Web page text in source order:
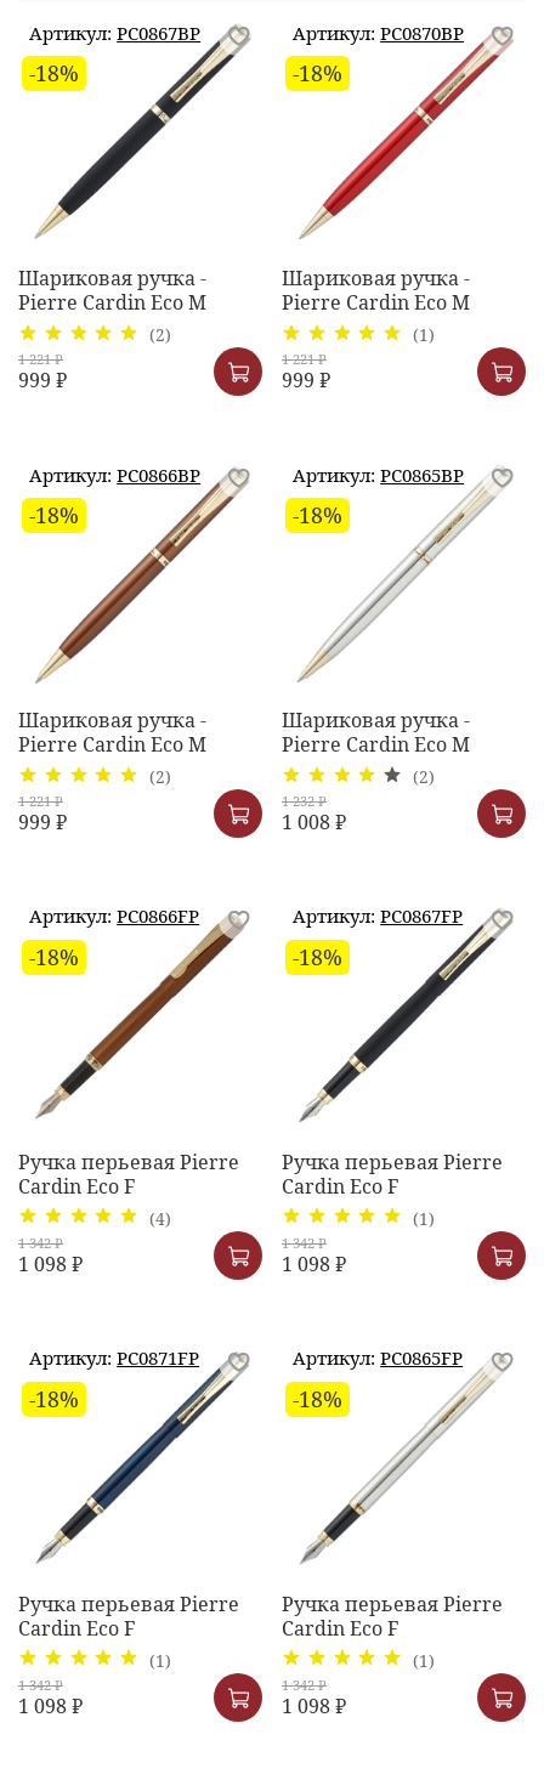
Артикул:PC0867BP
-18%
Шариковая ручка -
Pierre Cardin Eco M
(2)
1 221 ₽
999 ₽
Артикул:PC0870BP
-18%
Шариковая ручка -
Pierre Cardin Eco M
(1)
1 221 ₽
999 ₽
Артикул:PC0866BP
-18%
Шариковая ручка -
Pierre Cardin Eco M
(2)
1 221 ₽
999 ₽
Артикул:PC0865BP
-18%
Шариковая ручка -
Pierre Cardin Eco M
(2)
1 232 ₽
1 008 ₽
Артикул:PC0866FP
-18%
Ручка перьевая Pierre
Cardin Eco F
(4)
1 342 ₽
1 098 ₽
Артикул:PC0867FP
-18%
Ручка перьевая Pierre
Cardin Eco F
(1)
1 342 ₽
1 098 ₽
Артикул:PC0871FP
-18%
Ручка перьевая Pierre
Cardin Eco F
(1)
1 342 ₽
1 098 ₽
Артикул:PC0865FP
-18%
Ручка перьевая Pierre
Cardin Eco F
(1)
1 342 ₽
1 098 ₽